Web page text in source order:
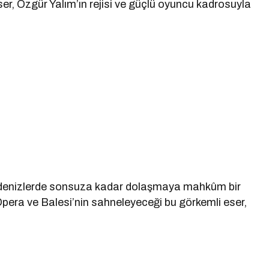
Özgür Yalım’ın rejisi ve güçlü oyuncu kadrosuyla
sonsuza kadar dolaşmaya mahkûm bir
ve Balesi’nin sahneleyeceği bu görkemli eser,